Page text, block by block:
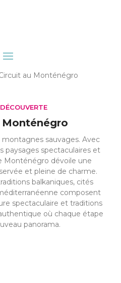
au Monténégro
sauvages. Avec
paysages spectaculaires et
Monténégro dévoile une
et pleine de charme.
balkaniques, cités
composent
spectaculaire et traditions
où chaque étape
panorama.